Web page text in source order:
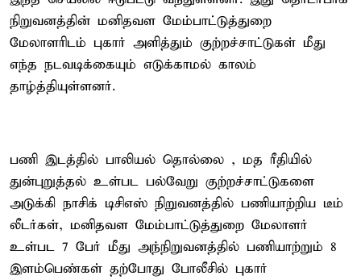
நிறுவனத்தின் மனிதவள மேம்பாட்டுத்துறை
மேலாளரிடம் புகார் அளித்தும் குற்றச்சாட்டுகள் மீது
எந்த நடவடிக்கையும் எடுக்காமல் காலம்
தாழ்த்தியுள்ளனர்.
பணி இடத்தில் பாலியல் தொல்லை , மத ரீதியில்
துன்புறுத்தல் உள்பட பல்வேறு குற்றச்சாட்டுகளை
அடுக்கி நாசிக் டிசிஎஸ் நிறுவனத்தில் பணியாற்றிய டீம்
லீடர்கள், மனிதவள மேம்பாட்டுத்துறை மேலாளர்
உள்பட 7 பேர் மீது அந்நிறுவனத்தில் பணியாற்றும் 8
இளம்பெண்கள் தற்போது போலீசில் புகார்